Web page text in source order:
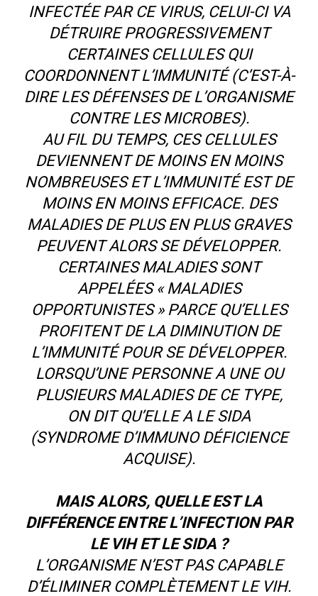
INFECTÉE PAR CE VIRUS, CELUI-CI VA
DÉTRUIRE PROGRESSIVEMENT
CERTAINES CELLULES QUI
COORDONNENT L’IMMUNITÉ (C’EST-À-
DIRE LES DÉFENSES DE L’ORGANISME
CONTRE LES MICROBES).
AU FIL DU TEMPS, CES CELLULES
DEVIENNENT DE MOINS EN MOINS
NOMBREUSES ET L’IMMUNITÉ EST DE
MOINS EN MOINS EFFICACE. DES
MALADIES DE PLUS EN PLUS GRAVES
PEUVENT ALORS SE DÉVELOPPER.
CERTAINES MALADIES SONT
APPELÉES « MALADIES
OPPORTUNISTES » PARCE QU’ELLES
PROFITENT DE LA DIMINUTION DE
L’IMMUNITÉ POUR SE DÉVELOPPER.
LORSQU’UNE PERSONNE A UNE OU
PLUSIEURS MALADIES DE CE TYPE,
ON DIT QU’ELLE A LE SIDA
(SYNDROME D’IMMUNO DÉFICIENCE
ACQUISE).
MAIS ALORS, QUELLE EST LA
DIFFÉRENCE ENTRE L’INFECTION PAR
LE VIH ET LE SIDA ?
L’ORGANISME N’EST PAS CAPABLE
D’ÉLIMINER COMPLÈTEMENT LE VIH.